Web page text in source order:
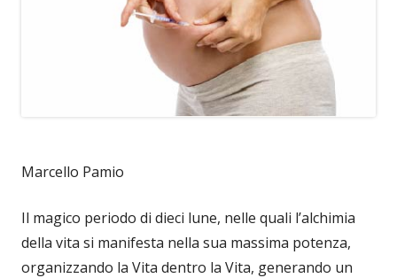
Marcello Pamio
Il magico periodo di dieci lune, nelle quali l’alchimia
della vita si manifesta nella sua massima potenza,
organizzando la Vita dentro la Vita, generando un